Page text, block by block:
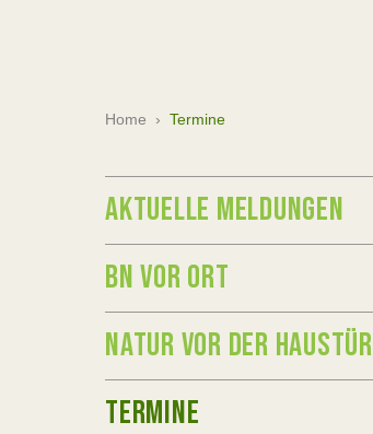
Home › Termine
AKTUELLE MELDUNGEN
BN VOR ORT
NATUR VOR DER HAUSTÜR
TERMINE